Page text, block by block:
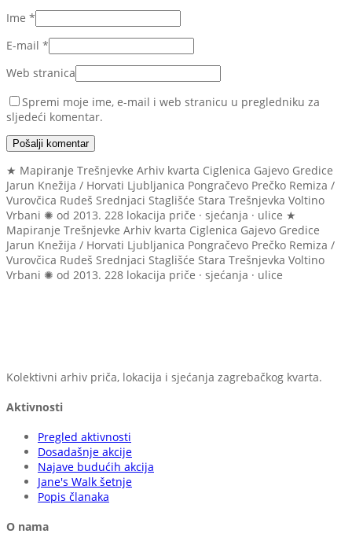
Ime *
E-mail *
Web stranica
Spremi moje ime, e-mail i web stranicu u pregledniku za
sljedeći komentar.
Pošalji komentar
★ Mapiranje Trešnjevke Arhiv kvarta Ciglenica Gajevo Gredice
Jarun Knežija / Horvati Ljubljanica Pongračevo Prečko Remiza /
Vurovčica Rudeš Srednjaci Staglišće Stara Trešnjevka Voltino
Vrbani ✺ od 2013. 228 lokacija priče · sjećanja · ulice ★
Mapiranje Trešnjevke Arhiv kvarta Ciglenica Gajevo Gredice
Jarun Knežija / Horvati Ljubljanica Pongračevo Prečko Remiza /
Vurovčica Rudeš Srednjaci Staglišće Stara Trešnjevka Voltino
Vrbani ✺ od 2013. 228 lokacija priče · sjećanja · ulice
Kolektivni arhiv priča, lokacija i sjećanja zagrebačkog kvarta.
Aktivnosti
Pregled aktivnosti
Dosadašnje akcije
Najave budućih akcija
Jane's Walk šetnje
Popis članaka
O nama